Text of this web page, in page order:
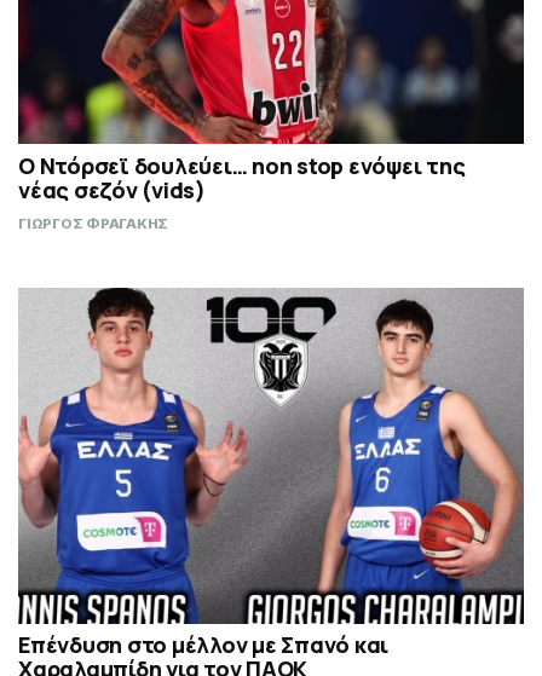
Ο Ντόρσεϊ δουλεύει… non stop ενόψει της
νέας σεζόν (vids)
ΓΙΩΡΓΟΣ ΦΡΑΓΑΚΗΣ
Επένδυση στο μέλλον με Σπανό και
Χαραλαμπίδη για τον ΠΑΟΚ